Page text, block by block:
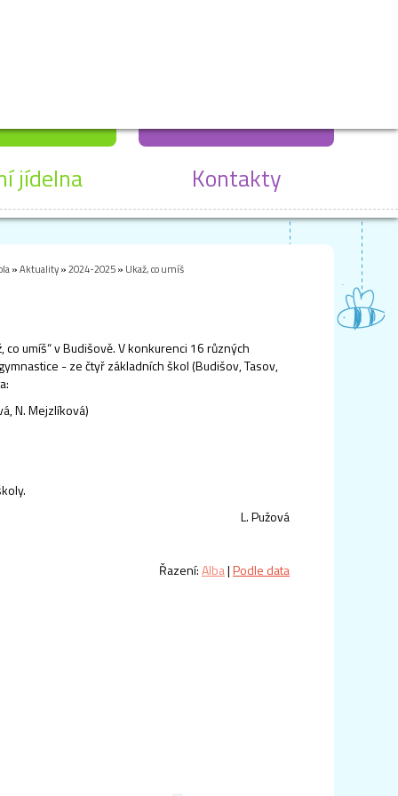
jídelna Kontakty
»Aktuality»2024-2025» Ukaž, co umíš
umíš“ v Budišově. V konkurenci 16 různých
- ze čtyř základních škol (Budišov, Tasov,
N. Mejzlíková)
L. Pužová
Řazení:Alba|Podle data